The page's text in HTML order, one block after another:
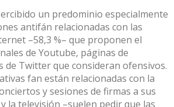
un predominio especialmente
antifán relacionadas con las
–58,3 %– que proponen el
de Youtube, páginas de
de Twitter que consideran ofensivos.
fan están relacionadas con la
y sesiones de firmas a sus
la televisión –suelen pedir que las